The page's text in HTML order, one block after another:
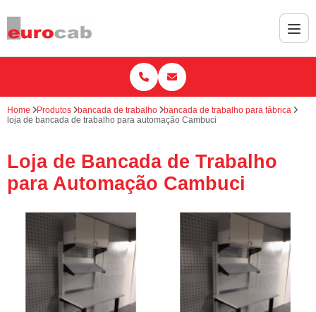
Home Produtos bancada de trabalho
bancada de trabalho para fábrica
loja de bancada de trabalho para automação Cambuci
Loja de Bancada de Trabalho
para Automação Cambuci